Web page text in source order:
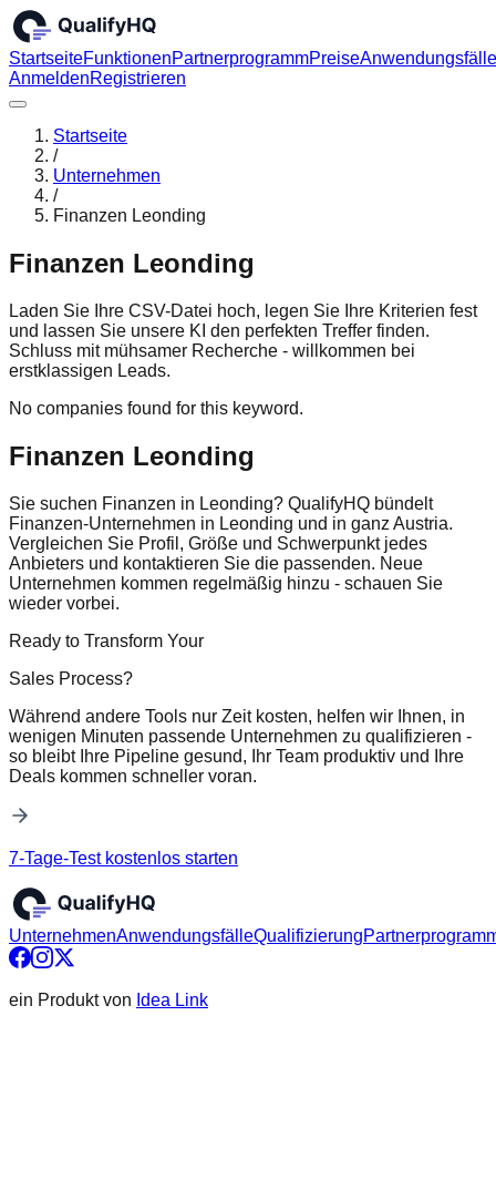
StartseiteFunktionenPartnerprogrammPreiseAnwendungsfälle
AnmeldenRegistrieren
Startseite
/
Unternehmen
/
Finanzen Leonding
Finanzen Leonding
Laden Sie Ihre CSV-Datei hoch, legen Sie Ihre Kriterien fest
und lassen Sie unsere KI den perfekten Treffer finden.
Schluss mit mühsamer Recherche - willkommen bei
erstklassigen Leads.
No companies found for this keyword.
Finanzen Leonding
Sie suchen Finanzen in Leonding? QualifyHQ bündelt
Finanzen-Unternehmen in Leonding und in ganz Austria.
Vergleichen Sie Profil, Größe und Schwerpunkt jedes
Anbieters und kontaktieren Sie die passenden. Neue
Unternehmen kommen regelmäßig hinzu - schauen Sie
wieder vorbei.
Ready to Transform Your
Sales Process?
Während andere Tools nur Zeit kosten, helfen wir Ihnen, in
wenigen Minuten passende Unternehmen zu qualifizieren -
so bleibt Ihre Pipeline gesund, Ihr Team produktiv und Ihre
Deals kommen schneller voran.
7-Tage-Test kostenlos starten
UnternehmenAnwendungsfälleQualifizierung
ein Produkt von Idea Link